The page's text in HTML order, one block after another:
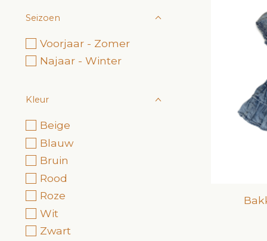
Seizoen
Voorjaar - Zomer
Najaar - Winter
Kleur
Beige
Blauw
Bruin
Rood
Roze
Wit
Zwart